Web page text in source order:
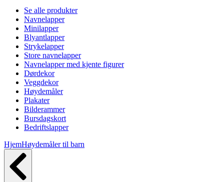
Se alle produkter
Navnelapper
Minilapper
Blyantlapper
Strykelapper
Store navnelapper
Navnelapper med kjente figurer
Dørdekor
Veggdekor
Høydemåler
Plakater
Bilderammer
Bursdagskort
Bedriftslapper
HjemHøydemåler til barn